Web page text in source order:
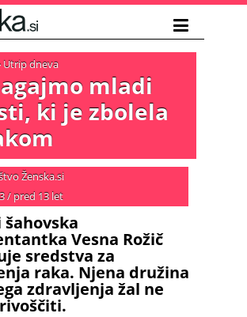
Utrip dneva
mladi
ki je zbolela
Ženska.si
/ pred 13 let
Vesna Rožič
sredstva za
raka. Njena družina
zdravljenja žal ne